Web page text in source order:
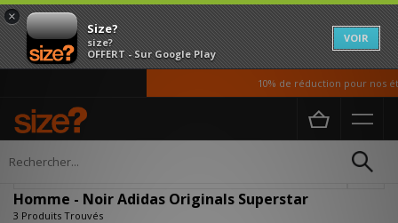
×
Size?
size?
OFFERT - Sur Google Play
VOIR
10% de réduction pour nos
Accueil Homme
Homme - Noir Adidas Originals Superstar
3 Produits Trouvés